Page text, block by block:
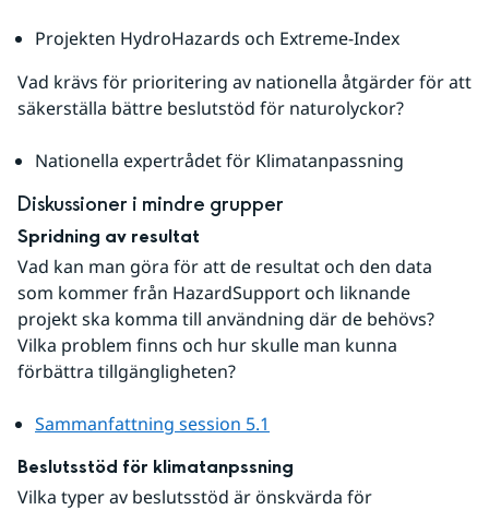
Projekten HydroHazards och Extreme-Index
Vad krävs för prioritering av nationella åtgärder för att
säkerställa bättre beslutstöd för naturolyckor?
Nationella expertrådet för Klimatanpassning
Diskussioner i mindre grupper
Spridning av resultat
Vad kan man göra för att de resultat och den data
som kommer från HazardSupport och liknande
projekt ska komma till användning där de behövs?
Vilka problem finns och hur skulle man kunna
förbättra tillgängligheten?
Sammanfattning session 5.1
Beslutsstöd för klimatanpssning
Vilka typer av beslutsstöd är önskvärda för